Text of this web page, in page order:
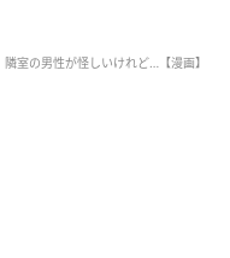
室の男性が怪しいけれど…【漫画】